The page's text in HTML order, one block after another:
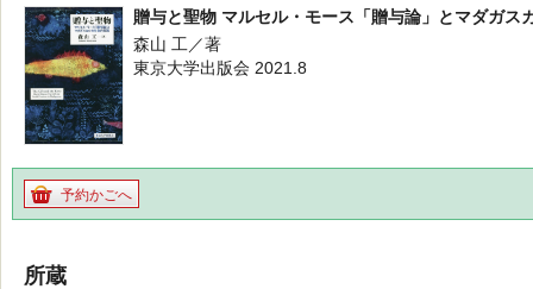
贈与と聖物 マルセル・モース「贈与論」とマダガス
森山 工／著
東京大学出版会 2021.8
予約かごへ
所蔵